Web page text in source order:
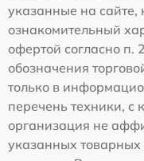
указанные на сайте,
ознакомительный
офертой согласно п.
обозначения
только в
перечень техники,
организация не
указанных товарных